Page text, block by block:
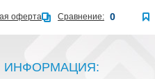
ИНФОРМАЦИЯ:
оферта Сравнение: 0